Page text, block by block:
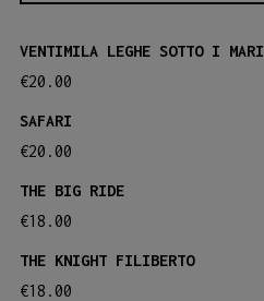
possono
pagina
prodotto
VENTIMILA LEGHE SOTTO I MARI
€20.00
SAFARI
€20.00
THE BIG RIDE
€18.00
THE KNIGHT FILIBERTO
€18.00